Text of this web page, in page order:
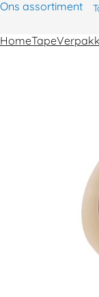
Ons assortiment
HomeTape